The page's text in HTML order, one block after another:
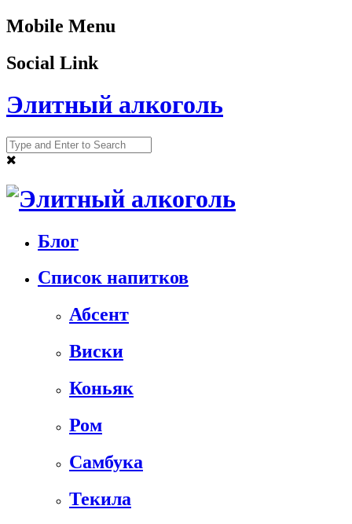
Mobile Menu
Social Link
Элитный алкоголь
Блог
Список напитков
Абсент
Виски
Коньяк
Ром
Самбука
Текила